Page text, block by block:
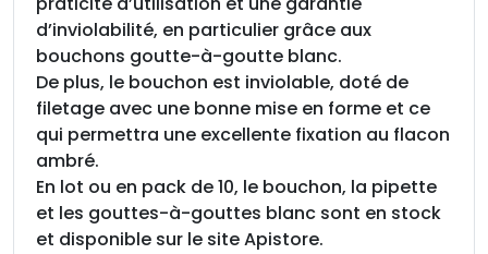
d’inviolabilité, en particulier grâce aux
bouchons goutte-à-goutte blanc.
De plus, le bouchon est inviolable, doté de
filetage avec une bonne mise en forme et ce
qui permettra une excellente fixation au flacon
ambré.
En lot ou en pack de 10, le bouchon, la pipette
et les gouttes-à-gouttes blanc sont en stock
et disponible sur le site Apistore.